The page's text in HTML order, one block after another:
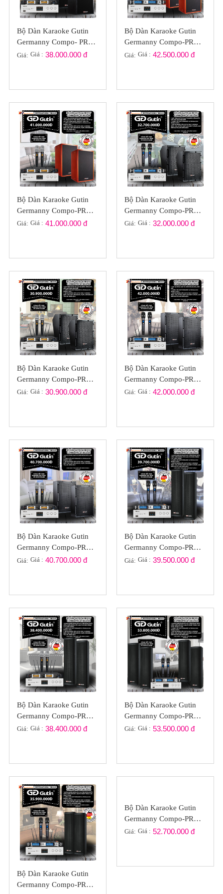
Bộ Dàn Karaoke Gutin
Germanny Compo- PRO
GT2022-07
Giá: Giá : 38.000.000 đ
Bộ Dàn Karaoke Gutin
Germanny Compo-PRO
GT2022-061
Giá: Giá : 42.500.000 đ
Bộ Dàn Karaoke Gutin
Germanny Compo-PRO
GT2022-S06
Giá: Giá : 41.000.000 đ
Bộ Dàn Karaoke Gutin
Germanny Compo-PRO
GT2022-051
Giá: Giá : 32.000.000 đ
Bộ Dàn Karaoke Gutin
Germanny Compo-PRO
GT2022-05
Giá: Giá : 30.900.000 đ
Bộ Dàn Karaoke Gutin
Germanny Compo-PRO
GT2022-041
Giá: Giá : 42.000.000 đ
Bộ Dàn Karaoke Gutin
Germanny Compo-PRO
GT2022-04
Giá: Giá : 40.700.000 đ
Bộ Dàn Karaoke Gutin
Germanny Compo-PRO
GT2022-031
Giá: Giá : 39.500.000 đ
Bộ Dàn Karaoke Gutin
Germanny Compo-PRO
GT2022-03
Giá: Giá : 38.400.000 đ
Bộ Dàn Karaoke Gutin
Germanny Compo-PRO
GT2022-023
Giá: Giá : 53.500.000 đ
Bộ Dàn Karaoke Gutin
Germanny Compo-PRO
Bộ Dàn Karaoke Gutin
Germanny Compo-PRO
GT2022-021
Giá: Giá : 52.700.000 đ